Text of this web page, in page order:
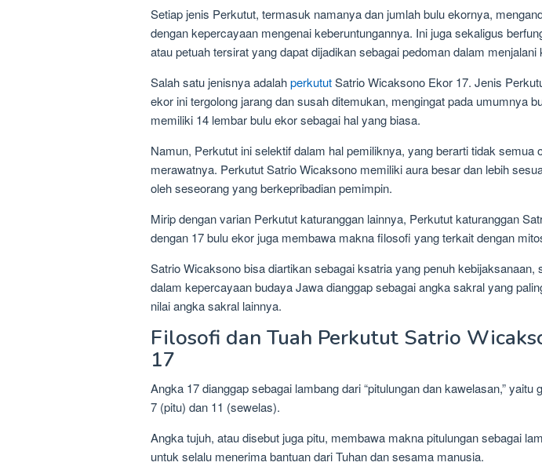
Setiap jenis Perkutut, termasuk namanya dan jumlah bulu ekornya,
dengan kepercayaan mengenai keberuntungannya. Ini juga sekaligus
atau petuah tersirat yang dapat dijadikan sebagai pedoman dalam menjalani
Salah satu jenisnya adalahperkututSatrio Wicaksono Ekor 17. Jenis
ekor ini tergolong jarang dan susah ditemukan, mengingat pada umumnya
memiliki 14 lembar bulu ekor sebagai hal yang biasa.
Namun, Perkutut ini selektif dalam hal pemiliknya, yang berarti tidak semua
merawatnya. Perkutut Satrio Wicaksono memiliki aura besar dan lebih
oleh seseorang yang berkepribadian pemimpin.
Mirip dengan varian Perkutut katuranggan lainnya, Perkutut katuranggan
dengan 17 bulu ekor juga membawa makna filosofi yang terkait dengan
Satrio Wicaksono bisa diartikan sebagai ksatria yang penuh kebijaksanaan,
dalam kepercayaan budaya Jawa dianggap sebagai angka sakral yang
nilai angka sakral lainnya.
Filosofi dan Tuah Perkutut Satrio
17
Angka 17 dianggap sebagai lambang dari “pitulungan dan kawelasan,” yaitu
7 (pitu) dan 11 (sewelas).
Angka tujuh, atau disebut juga pitu, membawa makna pitulungan sebagai
untuk selalu menerima bantuan dari Tuhan dan sesama manusia.